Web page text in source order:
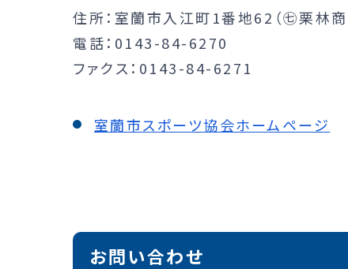
住所：室蘭市入江町1番地62（㊆栗林商
電話：0143-84-6270
ファクス：0143-84-6271
室蘭市スポーツ協会ホームページ
お問い合わせ